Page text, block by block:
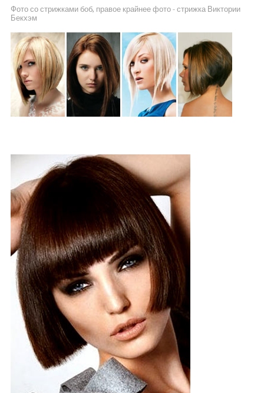
Фото со стрижками боб, правое крайнее фото - стрижка Виктории
Бекхэм